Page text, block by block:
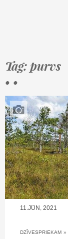
Tag: purvs
• •
11.JŪN, 2021
DZĪVESPRIEKAM »